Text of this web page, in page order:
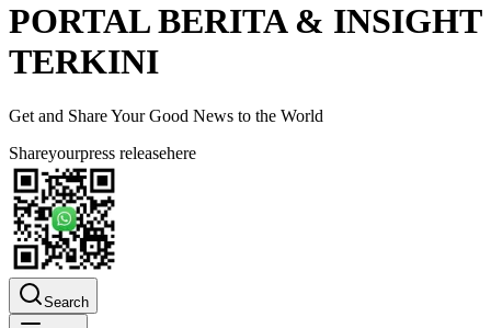
PORTAL BERITA & INSIGHT
TERKINI
Get and Share Your Good News to the World
Shareyourpress releasehere
Search